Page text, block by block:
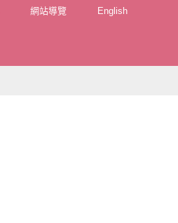
網站導覽 English